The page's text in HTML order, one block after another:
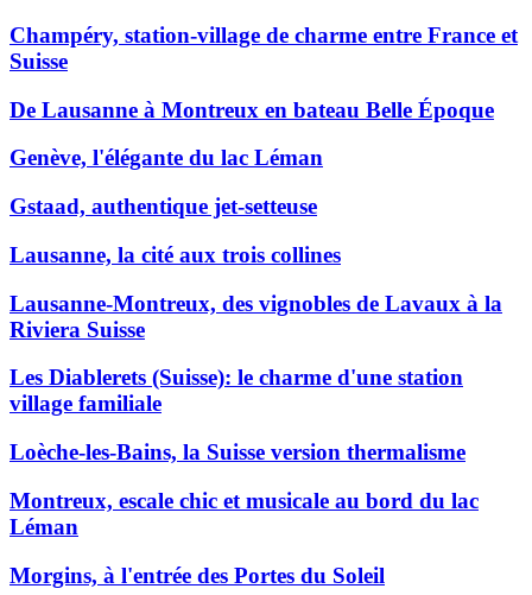
Champéry, station-village de charme entre France et
Suisse
De Lausanne à Montreux en bateau Belle Époque
Genève, l'élégante du lac Léman
Gstaad, authentique jet-setteuse
Lausanne, la cité aux trois collines
Lausanne-Montreux, des vignobles de Lavaux à la
Riviera Suisse
Les Diablerets (Suisse): le charme d'une station
village familiale
Loèche-les-Bains, la Suisse version thermalisme
Montreux, escale chic et musicale au bord du lac
Léman
Morgins, à l'entrée des Portes du Soleil